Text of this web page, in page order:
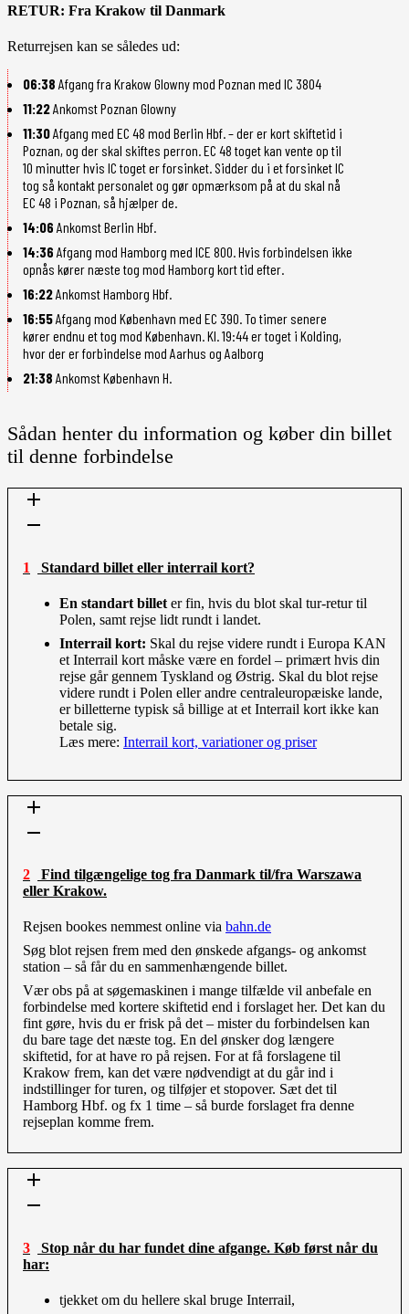
RETUR: Fra Krakow til Danmark
Returrejsen kan se således ud:
06:38 Afgang fra Krakow Glowny mod Poznan med IC 3804
11:22Ankomst Poznan Glowny
11:30Afgang med EC 48 mod Berlin Hbf. – der er kort skiftetid i
Poznan, og der skal skiftes perron. EC 48 toget kan vente op til
10 minutter hvis IC toget er forsinket. Sidder du i et forsinket IC
tog så kontakt personalet og gør opmærksom på at du skal nå
EC 48 i Poznan, så hjælper de.
14:06 Ankomst Berlin Hbf.
14:36 Afgang mod Hamborg med ICE 800. Hvis forbindelsen ikke
opnås kører næste tog mod Hamborg kort tid efter.
16:22Ankomst Hamborg Hbf.
16:55Afgang mod København med EC 390. To timer senere
kører endnu et tog mod København. Kl. 19:44 er toget i Kolding,
hvor der er forbindelse mod Aarhus og Aalborg
21:38 Ankomst København H.
Sådan henter du information og køber din billet
til denne forbindelse
1 Standard billet eller interrail kort?
En standart billet er fin, hvis du blot skal tur-retur til
Polen, samt rejse lidt rundt i landet.
Interrail kort: Skal du rejse videre rundt i Europa KAN
et Interrail kort måske være en fordel – primært hvis din
rejse går gennem Tyskland og Østrig. Skal du blot rejse
videre rundt i Polen eller andre centraleuropæiske lande,
er billetterne typisk så billige at et Interrail kort ikke kan
betale sig.
Læs mere: Interrail kort, variationer og priser
2 Find tilgængelige tog fra Danmark til/fra Warszawa
eller Krakow.
Rejsen bookes nemmest online via bahn.de
Søg blot rejsen frem med den ønskede afgangs- og ankomst
station – så får du en sammenhængende billet.
Vær obs på at søgemaskinen i mange tilfælde vil anbefale en
forbindelse med kortere skiftetid end i forslaget her. Det kan du
fint gøre, hvis du er frisk på det – mister du forbindelsen kan
du bare tage det næste tog. En del ønsker dog længere
skiftetid, for at have ro på rejsen. For at få forslagene til
Krakow frem, kan det være nødvendigt at du går ind i
indstillinger for turen, og tilføjer et stopover. Sæt det til
Hamborg Hbf. og fx 1 time – så burde forslaget fra denne
rejseplan komme frem.
3 Stop når du har fundet dine afgange. Køb først når du
har:
tjekket om du hellere skal bruge Interrail,